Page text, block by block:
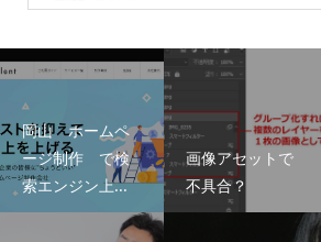
岡山 ホームペ
ージ制作 で検
索エンジン上...
画像アセットで
不具合？